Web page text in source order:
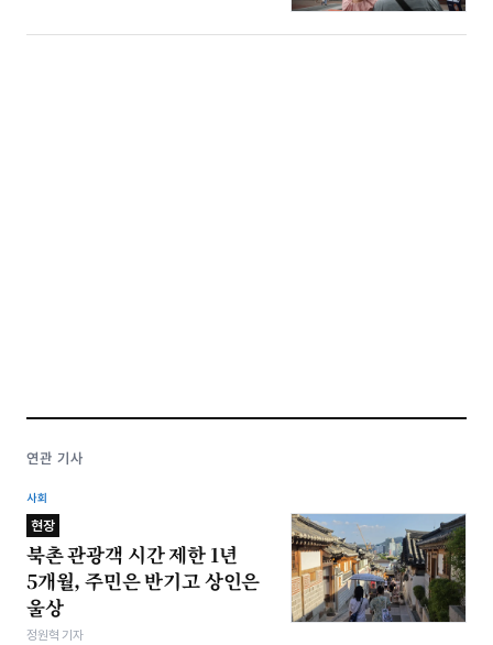
연관 기사
사회
현장
북촌 관광객 시간 제한 1년
5개월, 주민은 반기고 상인은
울상
정원혁 기자